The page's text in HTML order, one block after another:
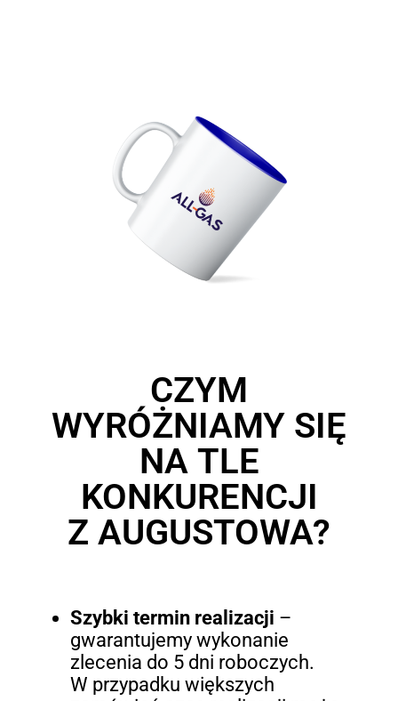
CZYM
WYRÓŻNIAMY SIĘ
NA TLE
KONKURENCJI
Z AUGUSTOWA?
Szybki termin realizacji –
gwarantujemy wykonanie
zlecenia do 5 dni roboczych.
W przypadku większych